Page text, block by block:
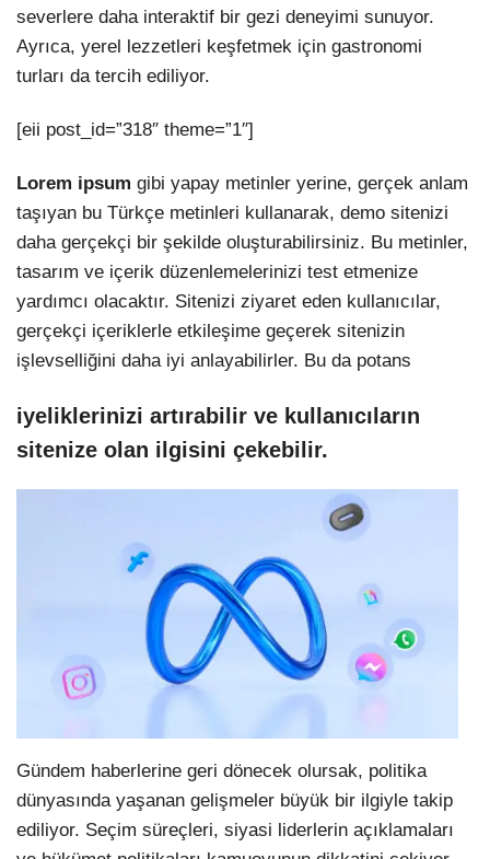
severlere daha interaktif bir gezi deneyimi sunuyor.
Ayrıca, yerel lezzetleri keşfetmek için gastronomi
turları da tercih ediliyor.
[eii post_id=”318″ theme=”1″]
Lorem ipsum gibi yapay metinler yerine, gerçek anlam
taşıyan bu Türkçe metinleri kullanarak, demo sitenizi
daha gerçekçi bir şekilde oluşturabilirsiniz. Bu metinler,
tasarım ve içerik düzenlemelerinizi test etmenize
yardımcı olacaktır. Sitenizi ziyaret eden kullanıcılar,
gerçekçi içeriklerle etkileşime geçerek sitenizin
işlevselliğini daha iyi anlayabilirler. Bu da potans
iyeliklerinizi artırabilir ve kullanıcıların
sitenize olan ilgisini çekebilir.
Gündem haberlerine geri dönecek olursak, politika
dünyasında yaşanan gelişmeler büyük bir ilgiyle takip
ediliyor. Seçim süreçleri, siyasi liderlerin açıklamaları